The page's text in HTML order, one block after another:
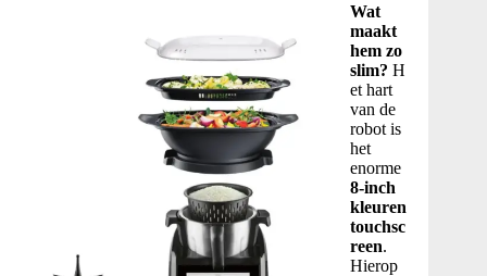
Wat
maakt
hem zo
slim? H
et hart
van de
robot is
het
enorme
8-inch
kleuren
touchsc
reen.
Hierop